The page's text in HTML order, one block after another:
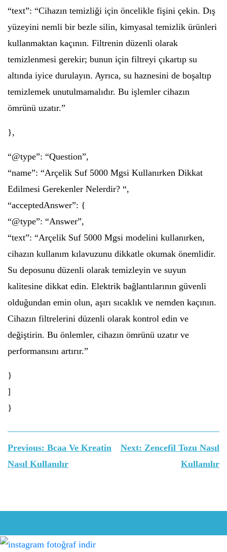
“text”: “Cihazın temizliği için öncelikle fişini çekin. Dış
yüzeyini nemli bir bezle silin, kimyasal temizlik ürünleri
kullanmaktan kaçının. Filtrenin düzenli olarak
temizlenmesi gerekir; bunun için filtreyi çıkartıp su
altında iyice durulayın. Ayrıca, su haznesini de boşaltıp
temizlemek unutulmamalıdır. Bu işlemler cihazın
ömrünü uzatır.”
},
“@type”: “Question”,
“name”: “Arçelik Suf 5000 Mgsi Kullanırken Dikkat
Edilmesi Gerekenler Nelerdir? “,
“acceptedAnswer”: {
“@type”: “Answer”,
“text”: “Arçelik Suf 5000 Mgsi modelini kullanırken,
cihazın kullanım kılavuzunu dikkatle okumak önemlidir.
Su deposunu düzenli olarak temizleyin ve suyun
kalitesine dikkat edin. Elektrik bağlantılarının güvenli
olduğundan emin olun, aşırı sıcaklık ve nemden kaçının.
Cihazın filtrelerini düzenli olarak kontrol edin ve
değiştirin. Bu önlemler, cihazın ömrünü uzatır ve
performansını artırır.”
}
]
}
Yazı
gezinmesi
Previous: Bcaa Ve Kreatin
Nasıl Kullanılır
Next: Zencefil Tozu Nasıl
Kullanılır